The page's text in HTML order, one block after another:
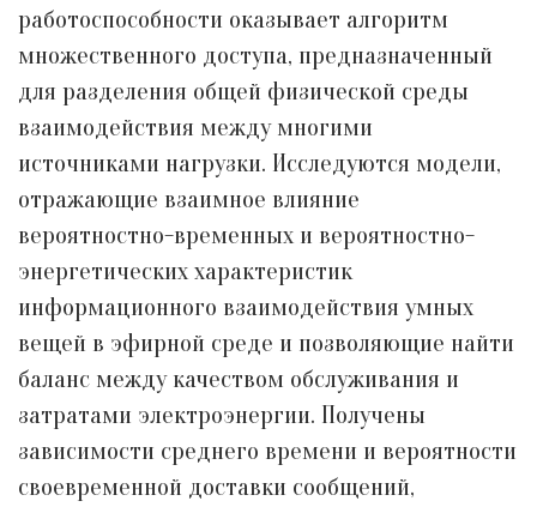
работоспособности оказывает алгоритм
множественного доступа, предназначенный
для разделения общей физической среды
взаимодействия между многими
источниками нагрузки. Исследуются модели,
отражающие взаимное влияние
вероятностно-временных и вероятностно-
энергетических характеристик
информационного взаимодействия умных
вещей в эфирной среде и позволяющие найти
баланс между качеством обслуживания и
затратами электроэнергии. Получены
зависимости среднего времени и вероятности
своевременной доставки сообщений,